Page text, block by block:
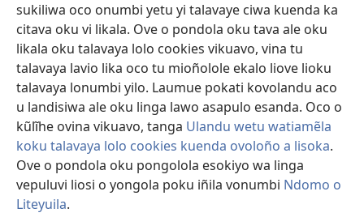
sukiliwa oco onumbi yetu yi talavaye ciwa kuenda ka
citava oku vi likala. Ove o pondola oku tava ale oku
likala oku talavaya lolo cookies vikuavo, vina tu
talavaya lavio lika oco tu mioñolole ekalo liove lioku
talavaya lonumbi yilo. Laumue pokati kovolandu aco
u landisiwa ale oku linga lawo asapulo esanda. Oco o
kũlĩhe ovina vikuavo, tanga Ulandu wetu watiamẽla
koku talavaya lolo cookies kuenda ovoloño a lisoka.
Ove o pondola oku pongolola esokiyo wa linga
vepuluvi liosi o yongola poku iñila vonumbi Ndomo o
Liteyuila.
Olombanjaile
(yikula
onjanela
yokaliye)OCISELEKO CALIVULU VO INTERNET Colombangi Via
Yehova™
(yikula
onjanela
yokaliye)JW Hub
(yikula
onjanela
yokaliye)
OJW Library